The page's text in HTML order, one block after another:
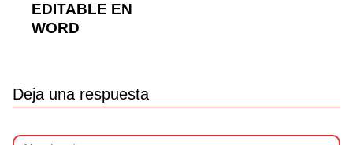
EDITABLE EN
WORD
Deja una respuesta